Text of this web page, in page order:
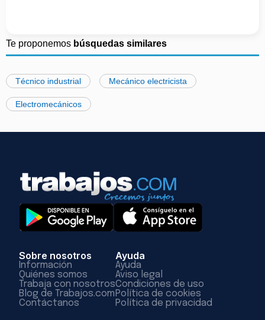
Te proponemos búsquedas similares
Técnico industrial Mecánico electricista
Electromecánicos
Sobre nosotros
Información
Quiénes somos
Trabaja con nosotros
Blog de Trabajos.com
Contáctanos
Ayuda
Ayuda
Aviso legal
Condiciones de uso
Política de cookies
Política de privacidad